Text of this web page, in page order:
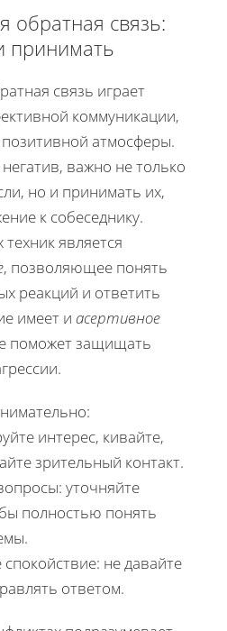
обратная связь:
принимать
связь играет
коммуникации,
атмосферы.
важно не только
но и принимать их,
к собеседнику.
является
, позволяющее понять
реакций и ответить
имеет и асертивное
поможет защищать
интерес, кивайте,
зрительный контакт.
уточняйте
полностью понять
не давайте
ответом.